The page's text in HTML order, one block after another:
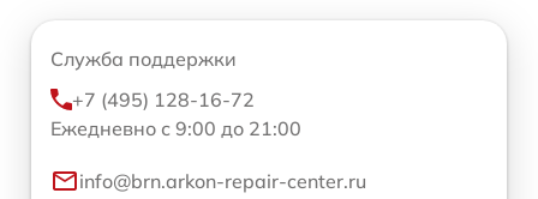
Служба поддержки
+7 (495) 128-16-72
Ежедневно с 9:00 до 21:00
info@brn.arkon-repair-center.ru